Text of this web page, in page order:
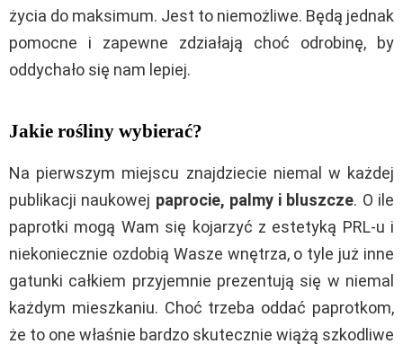
życia do maksimum. Jest to niemożliwe. Będą jednak
pomocne i zapewne zdziałają choć odrobinę, by
oddychało się nam lepiej.
Jakie rośliny wybierać?
Na pierwszym miejscu znajdziecie niemal w każdej
publikacji naukowej paprocie, palmy i bluszcze. O ile
paprotki mogą Wam się kojarzyć z estetyką PRL-u i
niekoniecznie ozdobią Wasze wnętrza, o tyle już inne
gatunki całkiem przyjemnie prezentują się w niemal
każdym mieszkaniu. Choć trzeba oddać paprotkom,
że to one właśnie bardzo skutecznie wiążą szkodliwe